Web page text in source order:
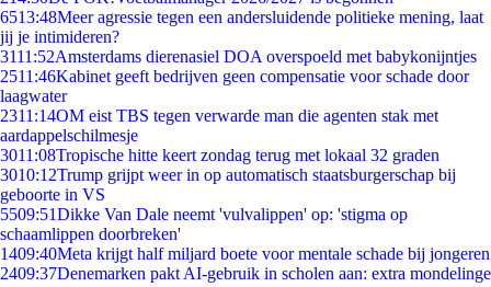
6513:48Meer agressie tegen een andersluidende politieke mening, laat
jij je intimideren?
3111:52Amsterdams dierenasiel DOA overspoeld met babykonijntjes
2511:46Kabinet geeft bedrijven geen compensatie voor schade door
laagwater
2311:14OM eist TBS tegen verwarde man die agenten stak met
aardappelschilmesje
3011:08Tropische hitte keert zondag terug met lokaal 32 graden
3010:12Trump grijpt weer in op automatisch staatsburgerschap bij
geboorte in VS
5509:51Dikke Van Dale neemt 'vulvalippen' op: 'stigma op
schaamlippen doorbreken'
1409:40Meta krijgt half miljard boete voor mentale schade bij jongeren
2409:37Denemarken pakt AI-gebruik in scholen aan: extra mondelinge